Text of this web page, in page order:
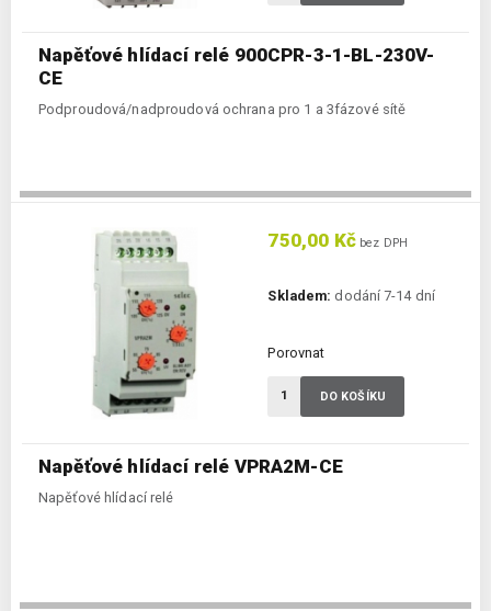
Napěťové hlídací relé 900CPR-3-1-BL-230V-
CE
Podproudová/nadproudová ochrana pro 1 a 3fázové sítě
Napěťové hlídací relé VPRA2M-CE
Napěťové hlídací relé
750,00 Kč bez DPH
Skladem: dodání 7-14 dní
Porovnat
DO KOŠÍKU